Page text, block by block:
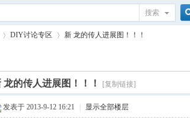
搜索
DIY讨论专区
›
新 龙的传人进展图！！！
龙的传人进展图！！！ [复制链接]
发表于 2013-9-12 16:21 显示全部楼层